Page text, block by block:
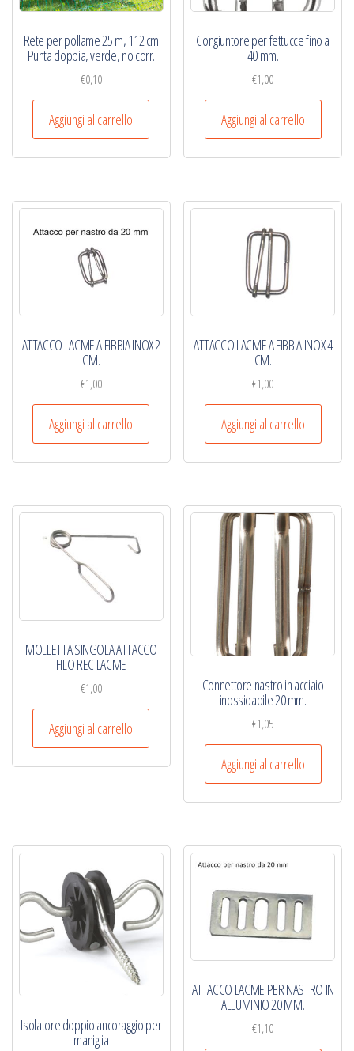
Rete per pollame 25 m, 112 cm
Punta doppia, verde, no corr.
€0,10
Aggiungi al carrello
Congiuntore per fettucce fino a
40 mm.
€1,00
Aggiungi al carrello
ATTACCO LACME A FIBBIA INOX 2
CM.
€1,00
Aggiungi al carrello
ATTACCO LACME A FIBBIA INOX 4
CM.
€1,00
Aggiungi al carrello
MOLLETTA SINGOLA ATTACCO
FILO REC LACME
€1,00
Aggiungi al carrello
‎Connettore nastro in acciaio
inossidabile‎ 20 mm.
€1,05
Aggiungi al carrello
Isolatore doppio ancoraggio per
maniglia
ATTACCO LACME PER NASTRO IN
ALLUMINIO 20 MM.
€1,10